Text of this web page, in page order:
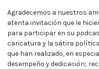
Agradecemos a nuestros
atenta invitación que le
para participar en su
caricatura y la sátira
que han realizado, en
desempeño y dedicación;